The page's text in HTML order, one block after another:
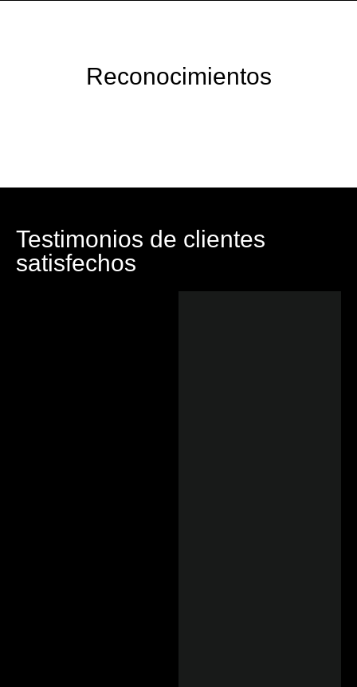
Reconocimientos
Testimonios de clientes
satisfechos